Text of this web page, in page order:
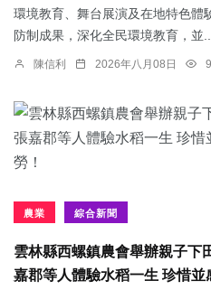
環境教育、舞台展演及在地特色體
防制成果，深化全民環境教育，並...
陳信利 2026年八月08日
農業 綜合新聞
雲林縣西螺鎮農會舉辦親子下
嘉郡等人體驗水稻一生 珍惜